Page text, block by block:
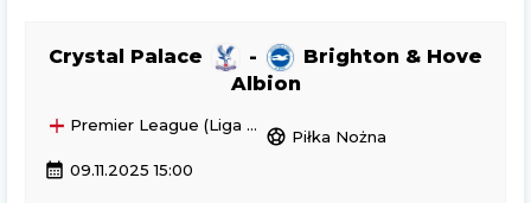
Crystal Palace -
Brighton & Hove
Albion
Premier League (Liga Angielska)
sports_soccer Piłka Nożna
calendar_month 09.11.2025 15:00